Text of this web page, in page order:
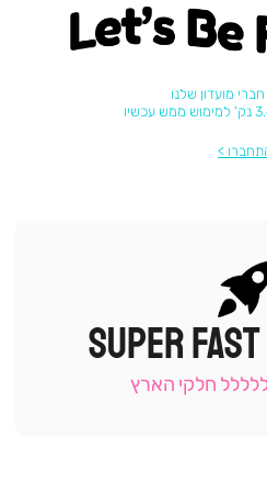
Let's be
מועדון שלנו
|
תומכי
-
SUPER
חלקי הארץ